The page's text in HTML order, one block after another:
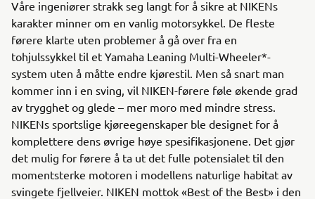
Våre ingeniører strakk seg langt for å sikre at NIKENs
karakter minner om en vanlig motorsykkel. De fleste
førere klarte uten problemer å gå over fra en
tohjulssykkel til et Yamaha Leaning Multi-Wheeler*-
system uten å måtte endre kjørestil. Men så snart man
kommer inn i en sving, vil NIKEN-førere føle økende grad
av trygghet og glede – mer moro med mindre stress.
NIKENs sportslige kjøreegenskaper ble designet for å
komplettere dens øvrige høye spesifikasjonene. Det gjør
det mulig for førere å ta ut det fulle potensialet til den
momentsterke motoren i modellens naturlige habitat av
svingete fjellveier. NIKEN mottok «Best of the Best» i den